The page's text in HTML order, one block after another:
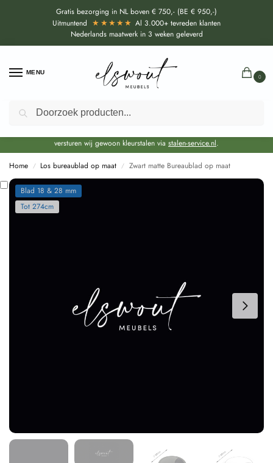
Gratis bezorging in NL boven € 750,- (BE € 950,-)
Uitmuntend ★★★★★ Al 3.000+ tevreden klanten
Nederlands maatwerk in 3 weken geleverd
MENU
0
Door de bouwvakperiode geldt momenteel een EXTRA levertijd van circa 3
weken bovenop de reguliere levertijd.
versturen wij gewoon kleurstalen via stalen-service.nl.
Home / Los bureaublad op maat / Zwart matte Bureaublad op maat
Blad 18 & 28 mm
Tot 274cm